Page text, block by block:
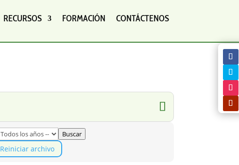
RECURSOS FORMACIÓN CONTÁCTENOS
Buscar
Reiniciar archivo